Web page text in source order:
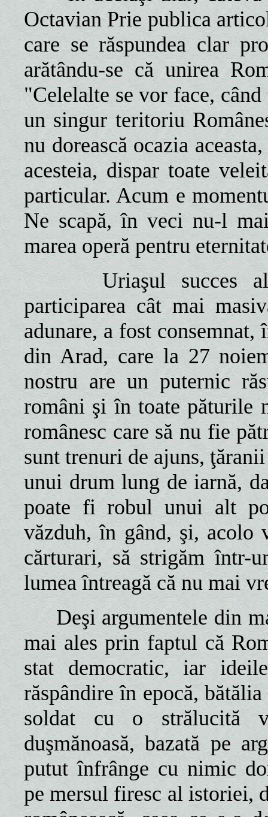
Octavian Prie publica
care se răspundea clar
arătându-se că unirea
"Celelalte se vor face,
un singur teritoriu
nu dorească ocazia
acesteia, dispar toate
particular. Acum e
Ne scapă, în veci nu-l
marea operă pentru
Uriaşul succes al
participarea cât mai
adunare, a fost
din Arad, care la 27
nostru are un puternic
români şi în toate păturile
românesc care să nu fie
sunt trenuri de ajuns,
unui drum lung de iarnă,
poate fi robul unui alt
văzduh, în gând, şi,
cărturari, să strigăm într-
lumea întreagă că nu mai
Deşi argumentele din
mai ales prin faptul că
stat democratic, iar
răspândire în epocă,
soldat cu o strălucită
duşmănoasă, bazată pe
putut înfrânge cu nimic
pe mersul firesc al istoriei,